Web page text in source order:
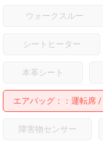
ウォークスルー
シートヒーター
本革シート
エアバッグ： 運転席
障害物センサー